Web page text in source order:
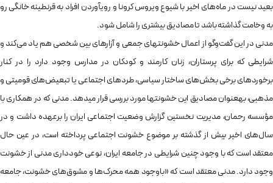
بعید نیست در ماه‌های اخیر با شیوع ویروس کرونا و روی‎آوردن افراد به قرنطینه خانگی رو
به وخامت گذاشته باشد تا مصادیق بیشتری را شامل شود.
مدنی در این گفت‌وگو از اعمال خشونت‎های جمعی و آزارهای بین‌ شخصی هم یاد می‌کند و
شرایطی که برای پرستاران، زنان کارمند و کودکان در مدارس وجود دارد را در کنار
برخوردهای برخی بخش‌های ساختار سیاسی، طردهای اجتماعی یا تبعیض‌های قومیتی و
مذهبی، به‎عنوان مصادیق این خشونت‎ها مورد بررسی قرار می‎دهد. مدنی که در همکاری با
مؤسسه رحمان، مدیریت نخستین گزارش وضعیت اجتماعی ایران را برعهده داشت و در
سال‌های اخیر بیش از گذشته بر موضوع خشونت اجتماعی پرداخته است، در عین حال
معتقد است که با وجود چنین شرایطی در جامعه‌ ایران، نوعی خودداری مدنی از خشونت
وجود دارد. مدنی معتقد است که «باوجود همه‌ محرک‌ها و مشوق‌های خشونت، جامعه‌